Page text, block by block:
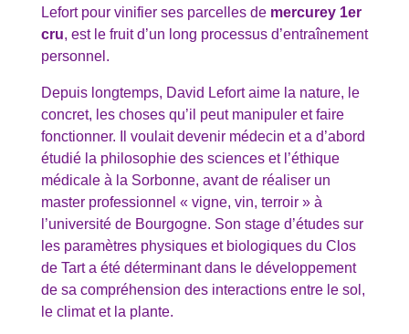
Lefort pour vinifier ses parcelles de mercurey 1er
cru, est le fruit d’un long processus d’entraînement
personnel.
Depuis longtemps, David Lefort aime la nature, le
concret, les choses qu’il peut manipuler et faire
fonctionner. Il voulait devenir médecin et a d’abord
étudié la philosophie des sciences et l’éthique
médicale à la Sorbonne, avant de réaliser un
master professionnel « vigne, vin, terroir » à
l’université de Bourgogne. Son stage d’études sur
les paramètres physiques et biologiques du Clos
de Tart a été déterminant dans le développement
de sa compréhension des interactions entre le sol,
le climat et la plante.